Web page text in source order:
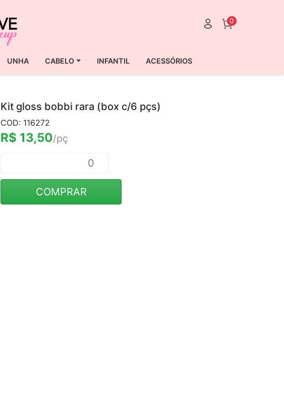
0
UNHA CABELO INFANTIL ACESSÓRIOS
Kit gloss bobbi rara (box c/6 pçs)
COD: 116272
R$ 13,50/pç
COMPRAR